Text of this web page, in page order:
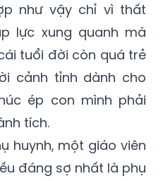
như vậy chỉ vì thất
lực xung quanh mà
tuổi đời còn quá trẻ
cảnh tỉnh dành cho
ép con mình phải
tích.
huynh, một giáo viên
đáng sợ nhất là phụ